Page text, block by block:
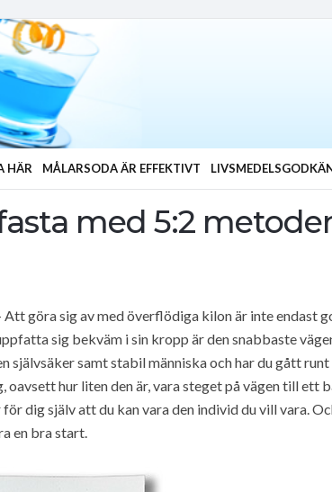
HÄR MÅLARSODA ÄR EFFEKTIVT
med 5:2
göra sig av med överflödiga kilon är inte endast
sig bekväm i sin kropp är den snabbaste
självsäker samt stabil människa och har du gått
oavsett hur liten den är, vara steget på vägen till ett
dig själv att du kan vara den individ du vill vara.
en bra start.